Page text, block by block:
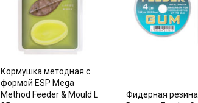
Кормушка методная с
формой ESP Mega
Method Feeder & Mould L
Фидерная резина